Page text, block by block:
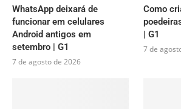
WhatsApp deixará de
funcionar em celulares
Android antigos em
setembro | G1
7 de agosto de 2026
Como
| G1
7 de